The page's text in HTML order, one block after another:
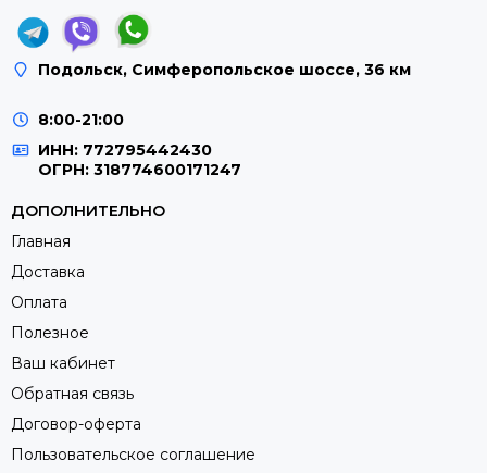
Подольск, Симферопольское шоссе, 36 км
8:00-21:00
ИНН: 772795442430
ОГРН: 318774600171247
ДОПОЛНИТЕЛЬНО
Главная
Доставка
Оплата
Полезное
Ваш кабинет
Обратная связь
Договор-оферта
Пользовательское соглашение